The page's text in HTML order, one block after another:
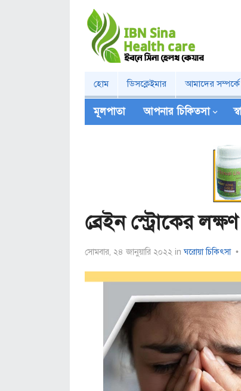
হোম ডিসক্লেইমার আমাদের সম্পর্কে
মূলপাতা আপনার চিকিত্‍সা
ব্রেইন স্ট্রোকের
সোমবার, ২৪ জানুয়ারি ২০২২ inঘরোয়া চিকিৎসা •